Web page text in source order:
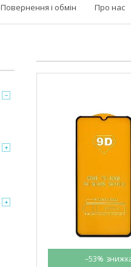
Повернення і обмін Про нас
–53%